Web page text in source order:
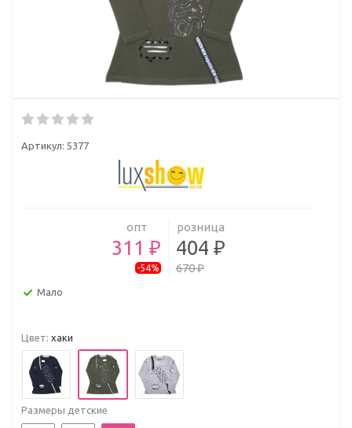
Артикул: 5377
опт
311 ₽
-54%
розница
404 ₽
670 ₽
Мало
Цвет: хаки
Размеры детские